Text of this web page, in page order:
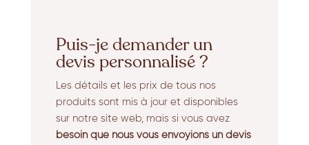
Puis-je demander un
devis personnalisé ?
Les détails et les prix de tous nos
produits sont mis à jour et disponibles
sur notre site web, mais si vous avez
besoin que nous vous envoyions un devis